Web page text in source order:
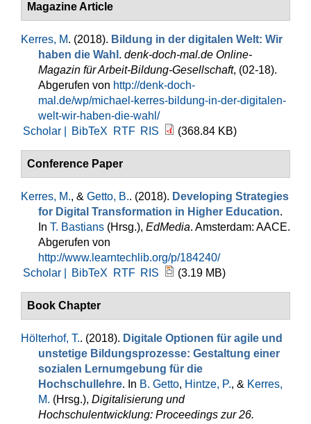
Magazine Article
Kerres, M. (2018). Bildung in der digitalen Welt: Wir
haben die Wahl . denk-doch-mal.de Online-
Magazin für Arbeit-Bildung-Gesellschaft, (02-18).
Abgerufen von http://denk-doch-
mal.de/wp/michael-kerres-bildung-in-der-digitalen-
welt-wir-haben-die-wahl/
Scholar |
BibTeX RTF RIS (368.84 KB)
Conference Paper
Kerres, M., & Getto, B.. (2018). Developing Strategies
for Digital Transformation in Higher Education.
In T. Bastians (Hrsg.), EdMedia. Amsterdam: AACE.
Abgerufen von
http://www.learntechlib.org/p/184240/
Scholar |
BibTeX RTF RIS (3.19 MB)
Book Chapter
Hölterhof, T.. (2018). Digitale Optionen für agile und
unstetige Bildungsprozesse: Gestaltung einer
sozialen Lernumgebung für die
Hochschullehre. In B. Getto, Hintze, P., & Kerres,
M. (Hrsg.), Digitalisierung und
Hochschulentwicklung: Proceedings zur 26.